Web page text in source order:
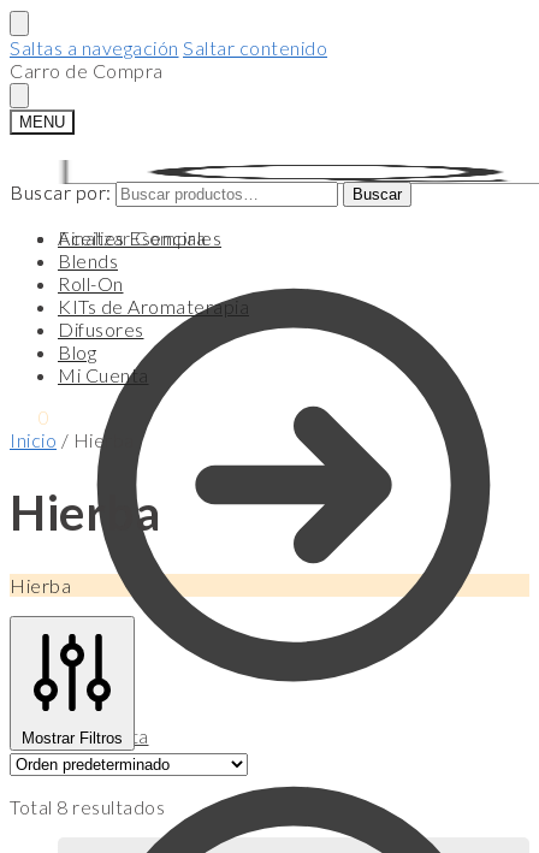
Saltas a navegación Saltar contenido
Carro de Compra
MENU
Buscar por: Buscar
Finalizar Compra
Mi Cuenta
Buscar por: Buscar
Aceites Esenciales
Blends
Roll-On
KITs de Aromaterapia
Difusores
Blog
Mi Cuenta
0
Inicio / Hierba
Hierba
Hierba
Mostrar Filtros
Total 8 resultados